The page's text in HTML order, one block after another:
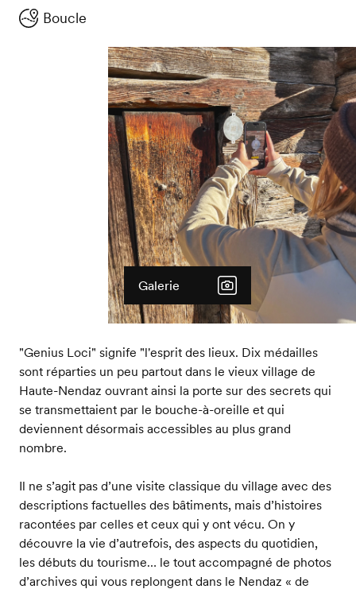
Boucle
Galerie
"Genius Loci" signife "l'esprit des lieux. Dix médailles
sont réparties un peu partout dans le vieux village de
Haute-Nendaz ouvrant ainsi la porte sur des secrets qui
se transmettaient par le bouche-à-oreille et qui
deviennent désormais accessibles au plus grand
nombre.
Il ne s’agit pas d’une visite classique du village avec des
descriptions factuelles des bâtiments, mais d’histoires
racontées par celles et ceux qui y ont vécu. On y
découvre la vie d’autrefois, des aspects du quotidien,
les débuts du tourisme… le tout accompagné de photos
d’archives qui vous replongent dans le Nendaz « de